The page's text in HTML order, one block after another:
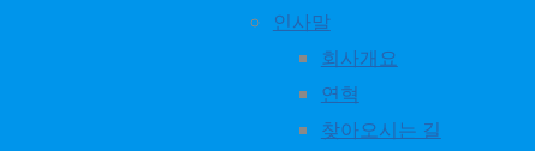
인사말
회사개요
연혁
찾아오시는 길